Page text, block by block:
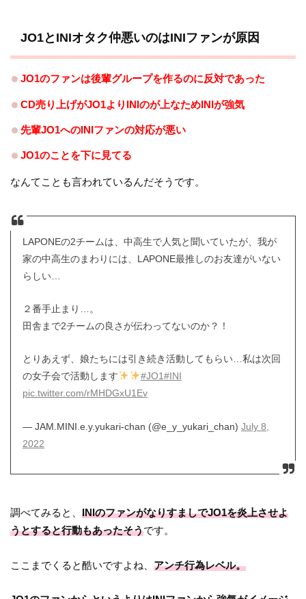
JO1とINIオタク仲悪いのはINIファンが原因
JO1のファンは後輩グループを作るのに反対であった
CD売り上げがJO1よりINIのが上なためINIが強気
先輩JO1へのINIファンの対応が悪い
JO1のことを下に見てる
なんてことも言われているんだそうです。
LAPONEの2チームは、中高生で人気と聞いていたが、我が
家の中高生のまわりには、LAPONE最推しのお友達がいない
らしい…
２番手止まり…。
田舎まで2チームの良さが伝わってないのか？！
とりあえず、娘たちには引き続き活動してもらい…私は次回
の女子会で活動します
#JO1#INI
pic.twitter.com/rMHDGxU1Ev
— JAM.MINI.e.y.yukari-chan (@e_y_yukari_chan) July 8,
2022
調べてみると、INIのファンがなりすましでJO1を炎上させよ
うとすると行動もあったそうです。
ここまでくると酷いですよね、アンチ行為レベル。